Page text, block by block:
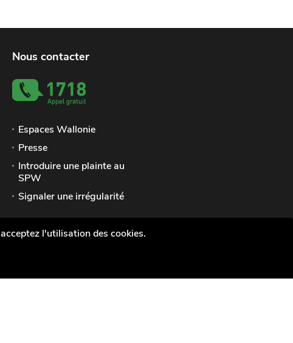
Nous contacter
Espaces Wallonie
Presse
Introduire une plainte au
SPW
Signaler une irrégularité
l'utilisation des cookies.